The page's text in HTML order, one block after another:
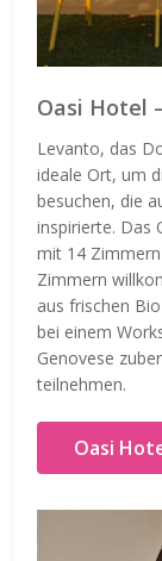
Oasi Hotel
Levanto, das
ideale Ort, um
besuchen, die
inspirierte. Das
mit 14
Zimmern
aus frischen
bei einem
Genovese
teilnehmen.
Oasi